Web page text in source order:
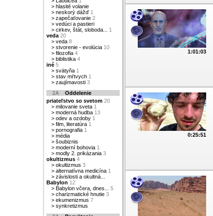
> hlasité volanie
> neskorý dážď 1
> zapečaťovanie 2
> vedúci a pastieri
> cirkev, štát, sloboda...
1
veda 20
> veda 8
> stvorenie - evolúcia 10
> filozofia 4
> biblistika 4
iné 5
> svätyňa 1
> stav mŕtvych 1
> zaujímavosti 3
2A Oddelenie
priateľstvo so svetom 20
> milovanie sveta 1
> moderná hudba 13
> odev a ozdoby 1
> film, literatúra 1
> pornografia 1
> média
> šoubiznis
> moderní bohovia 1
> modly 2. prikázania 3
okultizmus 4
> okultizmus 3
> alternatívna medicína 1
> závislosti a okultná...
Babylon 12
> Babylon včera, dnes...
5
> charizmatické hnutie 3
> ekumenizmus 7
> synkretizmus
1:01:03
0:25:51